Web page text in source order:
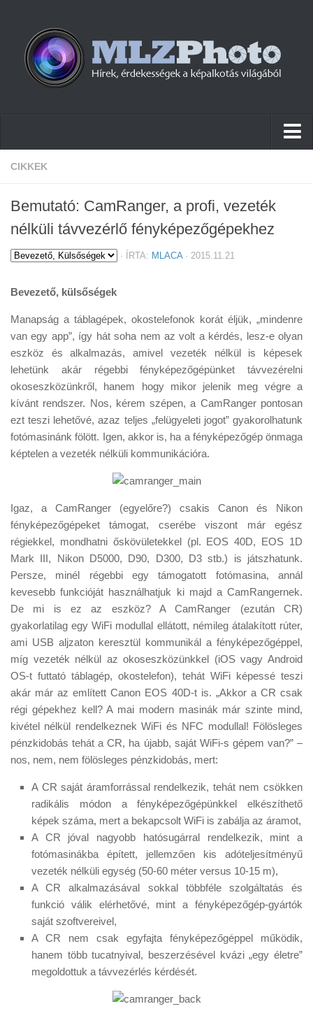
Hírek
Cikkek
Firmware
Tudástár
Tanácsok
Érdekességek
Helyszíni Riport
CIKKEK
Bemutató: CamRanger, a profi, vezeték
nélküli távvezérlő fényképezőgépekhez
· ÍRTA: MLACA· 2015.11.21
Bevezető, külsőségek
Manapság a táblagépek, okostelefonok korát éljük, „mindenre
van egy app”, így hát soha nem az volt a kérdés, lesz-e olyan
eszköz és alkalmazás, amivel vezeték nélkül is képesek
lehetünk akár régebbi fényképezőgépünket távvezérelni
okoseszközünkről, hanem hogy mikor jelenik meg végre a
kívánt rendszer. Nos, kérem szépen, a CamRanger pontosan
ezt teszi lehetővé, azaz teljes „felügyeleti jogot” gyakorolhatunk
fotómasinánk fölött. Igen, akkor is, ha a fényképezőgép önmaga
képtelen a vezeték nélküli kommunikációra.
Igaz, a CamRanger (egyelőre?) csakis Canon és Nikon
fényképezőgépeket támogat, cserébe viszont már egész
régiekkel, mondhatni őskövületekkel (pl. EOS 40D, EOS 1D
Mark III, Nikon D5000, D90, D300, D3 stb.) is játszhatunk.
Persze, minél régebbi egy támogatott fotómasina, annál
kevesebb funkcióját használhatjuk ki majd a CamRangernek.
De mi is ez az eszköz? A CamRanger (ezután CR)
gyakorlatilag egy WiFi modullal ellátott, némileg átalakított rúter,
ami USB aljzaton keresztül kommunikál a fényképezőgéppel,
míg vezeték nélkül az okoseszközünkkel (iOS vagy Android
OS-t futtató táblagép, okostelefon), tehát WiFi képessé teszi
akár már az említett Canon EOS 40D-t is. „Akkor a CR csak
régi gépekhez kell? A mai modern masinák már szinte mind,
kivétel nélkül rendelkeznek WiFi és NFC modullal! Fölösleges
pénzkidobás tehát a CR, ha újabb, saját WiFi-s gépem van?” –
nos, nem, nem fölösleges pénzkidobás, mert:
A CR saját áramforrással rendelkezik, tehát nem csökken
radikális módon a fényképezőgépünkkel elkészíthető
képek száma, mert a bekapcsolt WiFi is zabálja az áramot,
A CR jóval nagyobb hatósugárral rendelkezik, mint a
fotómasinákba épített, jellemzően kis adóteljesítményű
vezeték nélküli egység (50-60 méter versus 10-15 m),
A CR alkalmazásával sokkal többféle szolgáltatás és
funkció válik elérhetővé, mint a fényképezőgép-gyártók
saját szoftvereivel,
A CR nem csak egyfajta fényképezőgéppel működik,
hanem több tucatnyival, beszerzésével kvázi „egy életre”
megoldottuk a távvezérlés kérdését.